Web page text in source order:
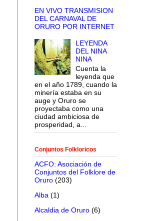
EN VIVO TRANSMISION
DEL CARNAVAL DE
ORURO POR INTERNET
LEYENDA
DEL NINA
NINA
Cuenta la
leyenda que
en el año 1789, cuando la
minería estaba en su
auge y Oruro se
proyectaba como una
ciudad ambiciosa de
prosperidad, a...
Conjuntos Folkloricos
ACFO: Asociación de
Conjuntos del Folklore de
Oruro (203)
Alba (1)
Alcaldia de Oruro (6)